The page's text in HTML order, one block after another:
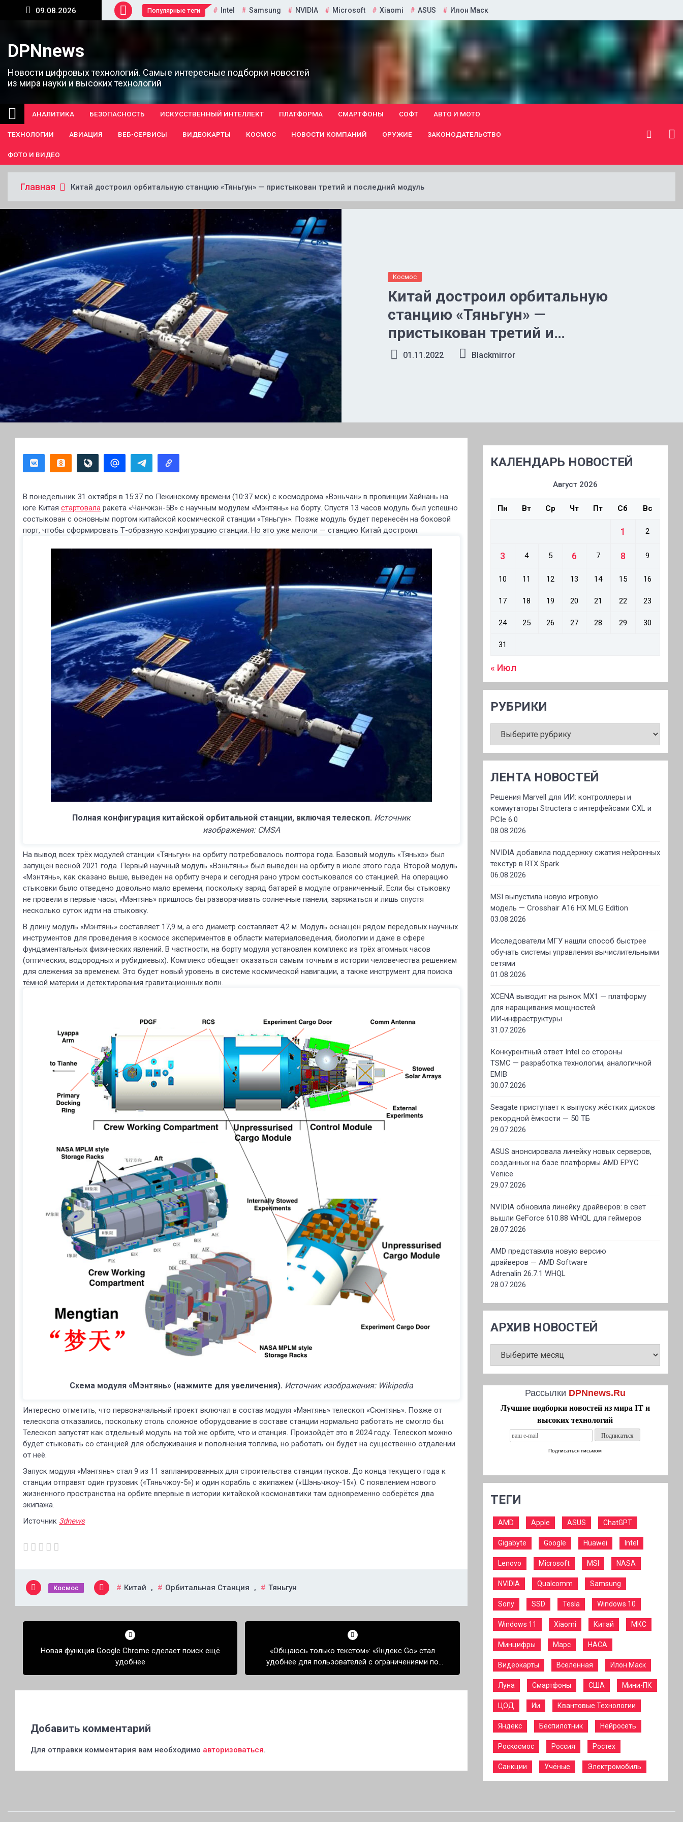
Перейти
09.08.2026 Популярные теги Intel Samsung NVIDIA Microsoft Xiaomi ASUS Илон Маск
DPNnews
Новости цифровых технологий. Самые интересные подборки новостей
из мира науки и высоких технологий
АНАЛИТИКА БЕЗОПАСНОСТЬ ИСКУССТВЕННЫЙ ИНТЕЛЛЕКТ ПЛАТФОРМА СМАРТФОНЫ СОФТ АВТО И МОТО
ТЕХНОЛОГИИ АВИАЦИЯ ВЕБ-СЕРВИСЫ ВИДЕОКАРТЫ КОСМОС НОВОСТИ КОМПАНИЙ ОРУЖИЕ ЗАКОНОДАТЕЛЬСТВО
ФОТО И ВИДЕО
Главная Китай достроил орбитальную станцию «Тяньгун» — пристыкован третий и последний модуль
Космос
Китай достроил орбитальную
станцию «Тяньгун» —
пристыкован третий и
последний модуль
01.11.2022 Blackmirror
В понедельник 31 октября в 15:37 по Пекинскому времени (10:37 мск) с космодрома «Вэньчан» в провинции Хайнань на
юге Китая стартовала ракета «Чанчжэн-5В» с научным модулем «Мэнтянь» на борту. Спустя 13 часов модуль был успешно
состыкован с основным портом китайской космической станции «Тяньгун». Позже модуль будет перенесён на боковой
порт, чтобы сформировать Т-образную конфигурацию станции. Но это уже мелочи — станцию Китай достроил.
Полная конфигурация китайской орбитальной станции, включая телескоп. Источник
изображения: CMSA
На вывод всех трёх модулей станции «Тяньгун» на орбиту потребовалось полтора года. Базовый модуль «Тяньхэ» был
запущен весной 2021 года. Первый научный модуль «Вэньтянь» был выведен на орбиту в июле этого года. Второй модуль
«Мэнтянь», как сказано выше, выведен на орбиту вчера и сегодня рано утром состыковался со станцией. На операцию
стыковки было отведено довольно мало времени, поскольку заряд батарей в модуле ограниченный. Если бы стыковку
не провели в первые часы, «Мэнтянь» пришлось бы разворачивать солнечные панели, заряжаться и лишь спустя
несколько суток идти на стыковку.
В длину модуль «Мэнтянь» составляет 17,9 м, а его диаметр составляет 4,2 м. Модуль оснащён рядом передовых научных
инструментов для проведения в космосе экспериментов в области материаловедения, биологии и даже в сфере
фундаментальных физических явлений. В частности, на борту модуля установлен комплекс из трёх атомных часов
(оптических, водородных и рубидиевых). Комплекс обещает оказаться самым точным в истории человечества решением
для слежения за временем. Это будет новый уровень в системе космической навигации, а также инструмент для поиска
тёмной материи и детектирования гравитационных волн.
Схема модуля «Мэнтянь» (нажмите для увеличения). Источник изображения: Wikipedia
Интересно отметить, что первоначальный проект включал в состав модуля «Мэнтянь» телескоп «Сюнтянь». Позже от
телескопа отказались, поскольку столь сложное оборудование в составе станции нормально работать не смогло бы.
Телескоп запустят как отдельный модуль на той же орбите, что и станция. Произойдёт это в 2024 году. Телескоп можно
будет стыковать со станцией для обслуживания и пополнения топлива, но работать он будет на существенно отдалении
от неё.
Запуск модуля «Мэнтянь» стал 9 из 11 запланированных для строительства станции пусков. До конца текущего года к
станции отправят один грузовик («Тяньчжоу-5») и один корабль с экипажем («Шэньчжоу-15»). С появлением нового
жизненного пространства на орбите впервые в истории китайской космонавтики там одновременно соберётся два
экипажа.
Источник 3dnews
Космос Китай , Орбитальная Станция , Тяньгун
Навигация
записямНовая функция Google Chrome сделает поиск ещё
удобнее
«Общаюсь только текстом»: «Яндекс Go» стал
удобнее для пользователей с ограничениями по
здоровью
Добавить комментарий
Для отправки комментария вам необходимо авторизоваться.
КАЛЕНДАРЬ НОВОСТЕЙ
Август 2026
Пн Вт Ср Чт Пт Сб Вс
1 2
3 4 5 6 7 8 9
10 11 12 13 14 15 16
17 18 19 20 21 22 23
24 25 26 27 28 29 30
31
« Июл
РУБРИКИ
ЛЕНТА НОВОСТЕЙ
Решения Marvell для ИИ: контроллеры и
коммутаторы Structera с интерфейсами CXL и
PCIe 6.0
08.08.2026
NVIDIA добавила поддержку сжатия нейронных
текстур в RTX Spark
06.08.2026
MSI выпустила новую игровую
модель — Crosshair A16 HX MLG Edition
03.08.2026
Исследователи МГУ нашли способ быстрее
обучать системы управления вычислительными
сетями
01.08.2026
XCENA выводит на рынок MX1 — платформу
для наращивания мощностей
ИИ‑инфраструктуры
31.07.2026
Конкурентный ответ Intel со стороны
TSMC — разработка технологии, аналогичной
EMIB
30.07.2026
Seagate приступает к выпуску жёстких дисков
рекордной ёмкости — 50 ТБ
29.07.2026
ASUS анонсировала линейку новых серверов,
созданных на базе платформы AMD EPYC
Venice
29.07.2026
NVIDIA обновила линейку драйверов: в свет
вышли GeForce 610.88 WHQL для геймеров
28.07.2026
AMD представила новую версию
драйверов — AMD Software
Adrenalin 26.7.1 WHQL
28.07.2026
АРХИВ НОВОСТЕЙ
НОВОСТЕЙ
Рассылки DPNnews.Ru
Лучшие подборки новостей из мира IT и
высоких технологий
Подписаться письмом
ТЕГИ
AMD Apple ASUS ChatGPT
Gigabyte Google Huawei Intel
Lenovo Microsoft MSI NASA
NVIDIA Qualcomm Samsung
Sony SSD Tesla Windows 10
Windows 11 Xiaomi Китай МКС
Минцифры Марс НАСА
Видеокарты Вселенная Илон Маск
Луна Смартфоны США Мини-ПК
ЦОД Ии Квантовые Технологии
Яндекс Беспилотник Нейросеть
Роскосмос Россия Ростех
Санкции Учёные Электромобиль